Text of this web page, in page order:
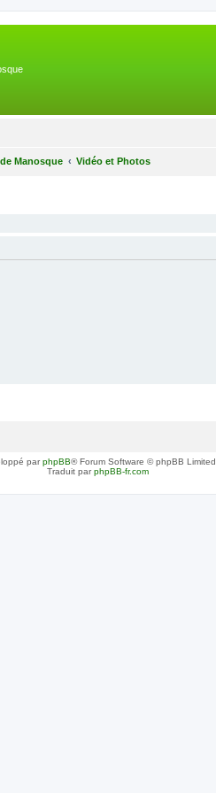
Manosque Vidéo et Photos
parphpBB® Forum Software © phpBB Limited
Traduit parphpBB-fr.com